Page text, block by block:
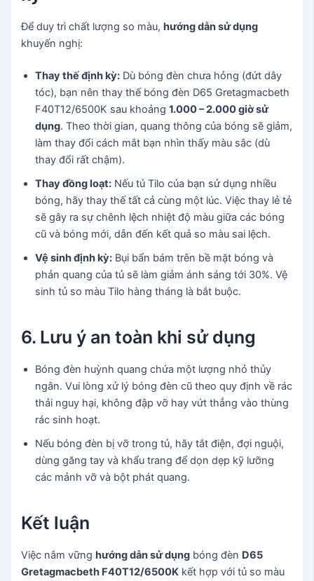
Để duy trì chất lượng so màu,hướng dẫn sử dụng
khuyến nghị:
Thay thế định kỳ: Dù bóng đèn chưa hỏng (đứt dây
tóc), bạn nên thay thế bóng đèn D65 Gretagmacbeth
F40T12/6500K sau khoảng1.000 – 2.000 giờ sử
dụng. Theo thời gian, quang thông của bóng sẽ giảm,
làm thay đổi cách mắt bạn nhìn thấy màu sắc (dù
thay đổi rất chậm).
Thay đồng loạt: Nếu tủ Tilo của bạn sử dụng nhiều
bóng, hãy thay thế tất cả cùng một lúc. Việc thay lẻ tẻ
sẽ gây ra sự chênh lệch nhiệt độ màu giữa các bóng
cũ và bóng mới, dẫn đến kết quả so màu sai lệch.
Vệ sinh định kỳ: Bụi bẩn bám trên bề mặt bóng và
phản quang của tủ sẽ làm giảm ánh sáng tới 30%. Vệ
sinh tủ so màu Tilo hàng tháng là bắt buộc.
6. Lưu ý an toàn khi sử dụng
Bóng đèn huỳnh quang chứa một lượng nhỏ thủy
ngân. Vui lòng xử lý bóng đèn cũ theo quy định về rác
thải nguy hại, không đập vỡ hay vứt thẳng vào thùng
rác sinh hoạt.
Nếu bóng đèn bị vỡ trong tủ, hãy tắt điện, đợi nguội,
dùng găng tay và khẩu trang để dọn dẹp kỹ lưỡng
các mảnh vỡ và bột phát quang.
Kết luận
Việc nắm vữnghướng dẫn sử dụng bóng đèn D65
Gretagmacbeth F40T12/6500K kết hợp với tủ so màu